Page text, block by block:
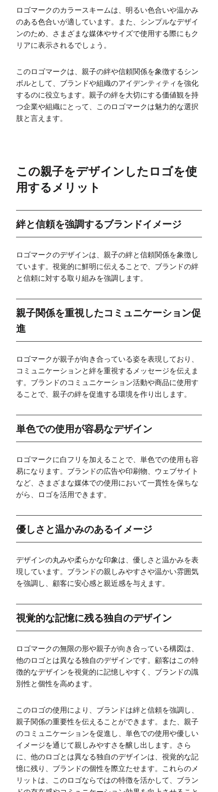
ロゴマークのカラースキームは、明るい色合いや温かみ
のある色合いが適しています。また、シンプルなデザイ
ンのため、さまざまな媒体やサイズで使用する際にもク
リアに表示されるでしょう。
このロゴマークは、親子の絆や信頼関係を象徴するシン
ボルとして、ブランドや組織のアイデンティティを強化
するのに役立ちます。親子の絆を大切にする価値観を持
つ企業や組織にとって、このロゴマークは魅力的な選択
肢と言えます。
この親子をデザインしたロゴを使
用するメリット
絆と信頼を強調するブランドイメージ
ロゴマークのデザインは、親子の絆と信頼関係を象徴し
ています。視覚的に鮮明に伝えることで、ブランドの絆
と信頼に対する取り組みを強調します。
親子関係を重視したコミュニケーション促
進
ロゴマークが親子が向き合っている姿を表現しており、
コミュニケーションと絆を重視するメッセージを伝えま
す。ブランドのコミュニケーション活動や商品に使用す
ることで、親子の絆を促進する環境を作り出します。
単色での使用が容易なデザイン
ロゴマークに白フリを加えることで、単色での使用も容
易になります。ブランドの広告や印刷物、ウェブサイト
など、さまざまな媒体での使用において一貫性を保ちな
がら、ロゴを活用できます。
優しさと温かみのあるイメージ
デザインの丸みや柔らかな印象は、優しさと温かみを表
現しています。ブランドの親しみやすさや温かい雰囲気
を強調し、顧客に安心感と親近感を与えます。
視覚的な記憶に残る独自のデザイン
ロゴマークの無限の形や親子が向き合っている構図は、
他のロゴとは異なる独自のデザインです。顧客はこの特
徴的なデザインを視覚的に記憶しやすく、ブランドの識
別性と個性を高めます。
このロゴの使用により、ブランドは絆と信頼を強調し、
親子関係の重要性を伝えることができます。また、親子
のコミュニケーションを促進し、単色での使用や優しい
イメージを通じて親しみやすさを醸し出します。さら
に、他のロゴとは異なる独自のデザインは、視覚的な記
憶に残り、ブランドの個性を際立たせます。これらのメ
リットは、このロゴならではの特徴を活かして、ブラン